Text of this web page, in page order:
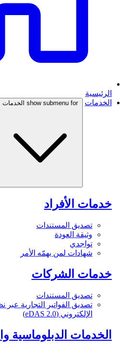
الرئيسية
الخدمات
show submenu for الخدمات
خدمات الأفراد
تصديق المستندات
وثيقة العودة
تواجدي
شهادات لمن يهمّه الأمر
خدمات الشركات
تصديق المستندات
تصديق الفواتير التجارية
الإلكتروني (eDAS 2.0)
الخدمات الدبلوماسية